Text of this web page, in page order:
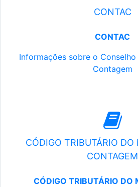
CONTAC
CONTAC
Informações sobre o
Contagem
CÓDIGO TRIBUTÁRIO DO
CONTAGEM
CÓDIGO TRIBUTÁRIO DO